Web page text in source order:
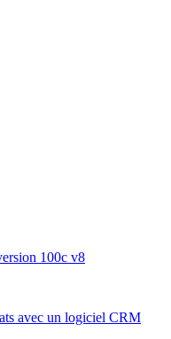
100c v8
avec un logiciel CRM